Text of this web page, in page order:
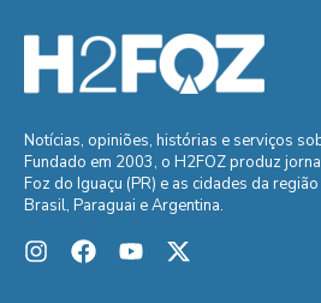
Notícias, opiniões, histórias e serviços
Fundado em 2003, o H2FOZ produz
Foz do Iguaçu (PR) e as cidades da
Brasil, Paraguai e Argentina.